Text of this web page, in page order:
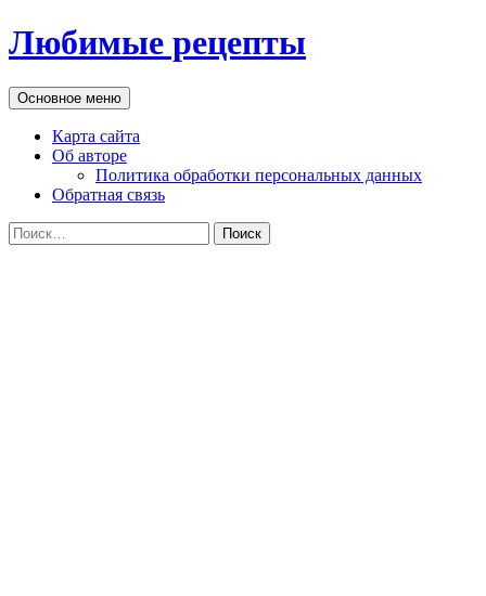
Перейти
к
Любимые рецепты
Поиск
Основное меню
Карта сайта
Об авторе
Политика обработки персональных данных
Обратная связь
Найти: